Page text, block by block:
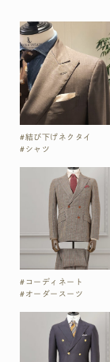
#結び下げネクタイ
#シャツ
#コーディネート
#オーダースーツ